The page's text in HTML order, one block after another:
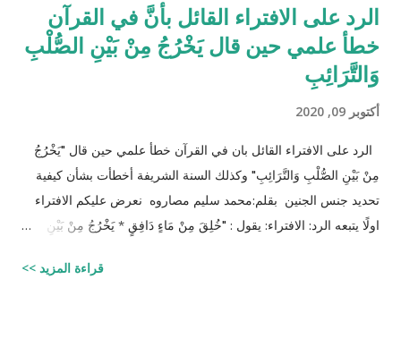
الرد على الافتراء القائل بأنَّ في القرآن
خطأ علمي حين قال يَخْرُجُ مِنْ بَيْنِ الصُّلْبِ
وَالتَّرَائِبِ
أكتوبر 09, 2020
الرد على الافتراء القائل بان في القرآن خطأ علمي حين قال "يَخْرُجُ
مِنْ بَيْنِ الصُّلْبِ وَالتَّرَائِبِ" وكذلك السنة الشريفة أخطأت بشأن كيفية
تحديد جنس الجنين بقلم:محمد سليم مصاروه نعرض عليكم الافتراء
اولًا يتبعه الرد: الافتراء: يقول : "خُلِقَ مِنْ مَاءٍ دَافِقٍ * يَخْرُجُ مِنْ بَيْنِ
قراءة المزيد >>